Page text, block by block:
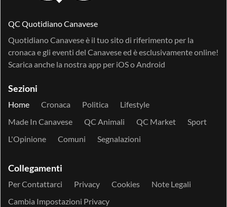
QC Quotidiano Canavese
Quotidiano Canavese è il tuo sito di riferimento per la
cronaca e gli eventi del Canavese ed è esclusivamente online!
Scarica anche la nostra app per iOSoAndroid
Sezioni
Home Cronaca Politica
Lifestyle
Made In Canavese
QC Animali QC Market
Sport
L'Opinione
Comuni Segnalazioni
Collegamenti
Per Contattarci Privacy Cookies
Note Legali
Cambia Impostazioni Privacy